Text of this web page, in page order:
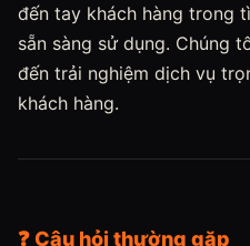
đến tay khách hàng trong
sẵn sàng sử dụng. Chúng
đến trải nghiệm dịch vụ
khách hàng.
❓ Câu hỏi thường gặp